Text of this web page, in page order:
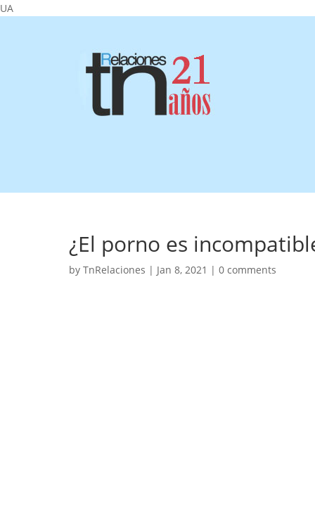
UA
¿El porno es
by TnRelaciones | Jan 8, 2021 | 0 comments